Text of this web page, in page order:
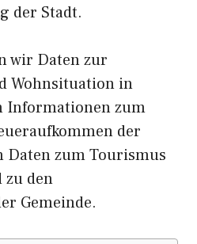
der Stadt.
wir Daten zur
Wohnsituation in
Informationen zum
der
Daten zum Tourismus
den
Gemeinde.